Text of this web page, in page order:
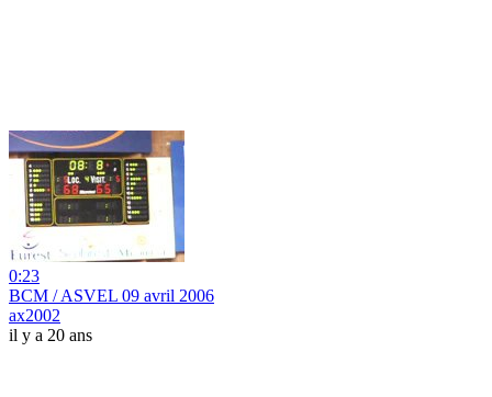
0:23
BCM / ASVEL 09 avril 2006
ax2002
il y a 20 ans